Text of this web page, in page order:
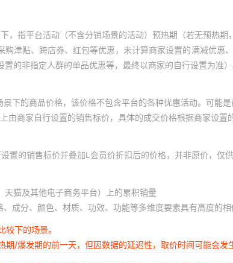
下，指平台活动（不含分销场景的活动）预热期（若无预热
购津贴、跨店券、红包等优惠，未计算商家设置的满减优
的非指定人群的单品优惠等，最终以商家的自行设置为准
下的商品价格，该价格不包含平台的各种优惠活动。可能
由商家自行设置的销售标价，具体的成交价格根据商家设置
置的销售标价并叠加L会员价折扣后的价格，并非原价，仅供
猫及其他电子商务平台）上的累积销量
成分、颜色、材质、功效、功能等多维度要素具有高度的
较下的场景。
期/爆发期的前一天，但因数据的延迟性，取价时间可能会发